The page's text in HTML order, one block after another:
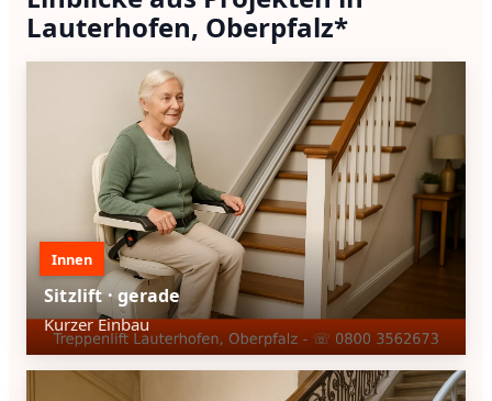
Lauterhofen, Oberpfalz*
Innen
Sitzlift · gerade
Kurzer Einbau